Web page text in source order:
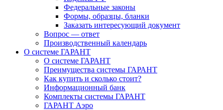
Федеральные законы
Формы, образцы, бланки
Заказать интересующий документ
Вопрос — ответ
Производственный календарь
О системе ГАРАНТ
О системе ГАРАНТ
Преимущества системы ГАРАНТ
Как купить и сколько стоит?
Информационный банк
Комплекты системы ГАРАНТ
ГАРАНТ Аэро